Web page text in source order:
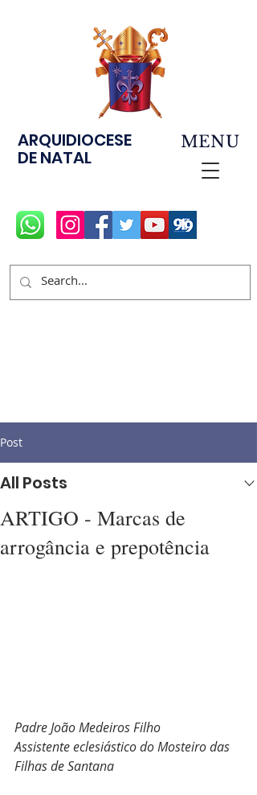
ARQUIDIOCESE
DE NATAL
MENU
Post
All Posts
ARTIGO - Marcas de
arrogância e prepotência
Padre João Medeiros Filho
Assistente eclesiástico do Mosteiro das
Filhas de Santana